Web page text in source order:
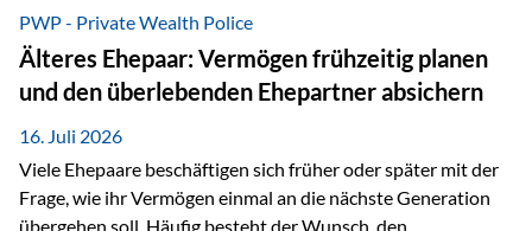
Ausgangssituation Stellen Sie sich folgende Familie vor: Die
Großeltern haben über viele Jahre Vermögen aufgebaut. Ihr
Wunsch ist es, dieses Vermögen nicht nur den eigenen
Kindern, sondern langfristig auch den Enkeln zukommen zu…
PWP - Private Wealth Police
Älteres Ehepaar: Vermögen frühzeitig planen
und den überlebenden Ehepartner absichern
16. Juli 2026
Viele Ehepaare beschäftigen sich früher oder später mit der
Frage, wie ihr Vermögen einmal an die nächste Generation
übergehen soll. Häufig besteht der Wunsch, den